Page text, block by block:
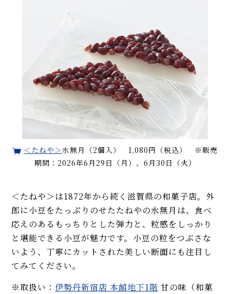
＜たねや＞水無月（2個入） 1,080円（税込） ※販売
期間：2026年6月29日（月）、6月30日（火）
＜たねや＞は1872年から続く滋賀県の和菓子店。外
郎に小豆をたっぷりのせたたねやの水無月は、食べ
応えのあるもっちりとした弾力と、粒感をしっかり
と堪能できる小豆が魅力です。小豆の粒をつぶさな
いよう、丁寧にカットされた美しい断面にも注目し
てみてください。
※取扱い： 伊勢丹新宿店 本館地下1階 甘の味（和菓